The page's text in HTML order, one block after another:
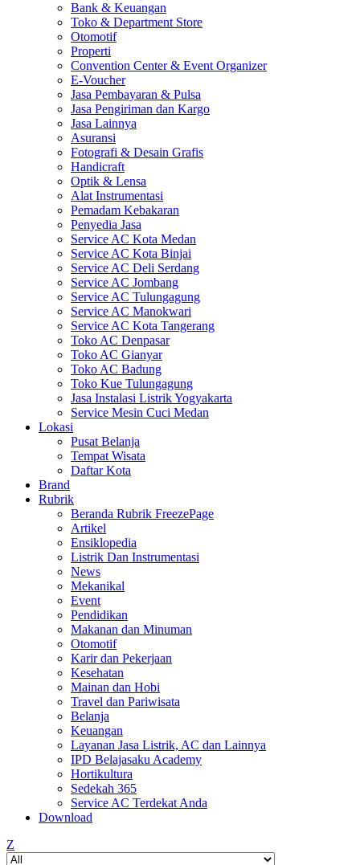
Bank & Keuangan
Toko & Department Store
Otomotif
Properti
Convention Center & Event Organizer
E-Voucher
Jasa Pembayaran & Pulsa
Jasa Pengiriman dan Kargo
Jasa Lainnya
Asuransi
Fotografi & Desain Grafis
Handicraft
Optik & Lensa
Alat Instrumentasi
Pemadam Kebakaran
Penyedia Jasa
Service AC Kota Medan
Service AC Kota Binjai
Service AC Deli Serdang
Service AC Jombang
Service AC Tulungagung
Service AC Manokwari
Service AC Kota Tangerang
Toko AC Denpasar
Toko AC Gianyar
Toko AC Badung
Toko Kue Tulungagung
Jasa Instalasi Listrik Yogyakarta
Service Mesin Cuci Medan
Lokasi
Pusat Belanja
Tempat Wisata
Daftar Kota
Brand
Rubrik
Beranda Rubrik FreezePage
Artikel
Ensiklopedia
Listrik Dan Instrumentasi
News
Mekanikal
Event
Pendidikan
Makanan dan Minuman
Otomotif
Karir dan Pekerjaan
Kesehatan
Mainan dan Hobi
Travel dan Pariwisata
Belanja
Keuangan
Layanan Jasa Listrik, AC dan Lainnya
IPD Belajasaku Academy
Hortikultura
Sedekah 365
Service AC Terdekat Anda
Download
Z